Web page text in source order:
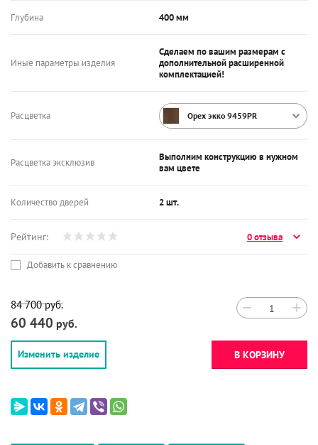
Глубина 400 мм
Иные параметры изделия
Сделаем по вашим размерам с
дополнительной расширенной
комплектацией!
Расцветка Орех экко 9459PR
Расцветка эксклюзив
Выполним конструкцию в нужном
вам цвете
Количество дверей 2 шт.
Рейтинг: 0 отзыва
Добавить к сравнению
84 700руб.
60 440 руб.
− +
Изменить изделие В КОРЗИНУ